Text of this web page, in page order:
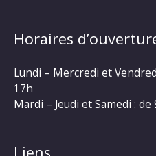
Horaires
Lundi – Mercredi et
17h
Mardi – Jeudi et Samedi : de